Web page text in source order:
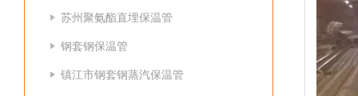
苏州聚氨酯直埋保温管
钢套钢保温管
镇江市钢套钢蒸汽保温管